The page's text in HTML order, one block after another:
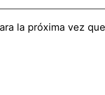
la próxima vez